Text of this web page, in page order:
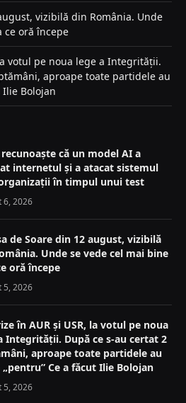
vizibilă din România. Unde
ce oră începe
votul pe noua lege a Integrității.
aproape toate partidele au
Ilie Bolojan
că un model AI a
internetul și a atacat sistemul
în timpul unui test
6, 2026
de Soare din 12 august, vizibilă
Unde se vede cel mai bine
oră începe
5, 2026
în AUR și USR, la votul pe noua
Integrității. După ce s-au certat 2
aproape toate partidele au
Ce a făcut Ilie Bolojan
5, 2026